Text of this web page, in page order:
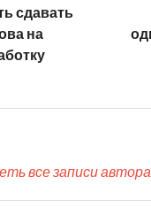
сдавать
на
все записи